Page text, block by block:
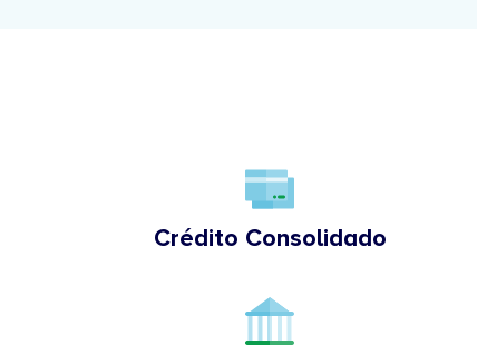
Crédito Consolidado